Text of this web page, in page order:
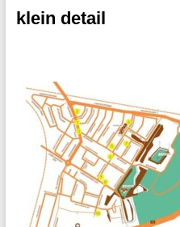
klein detail